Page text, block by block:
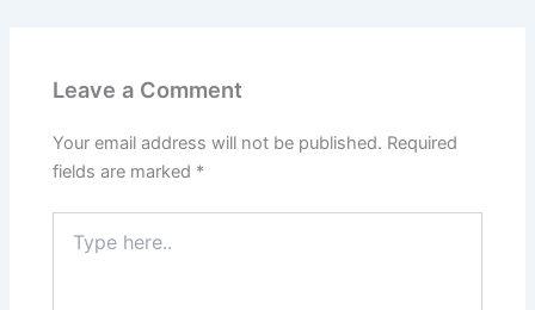
Leave a Comment
Your email address will not be published. Required
fields are marked *
here..